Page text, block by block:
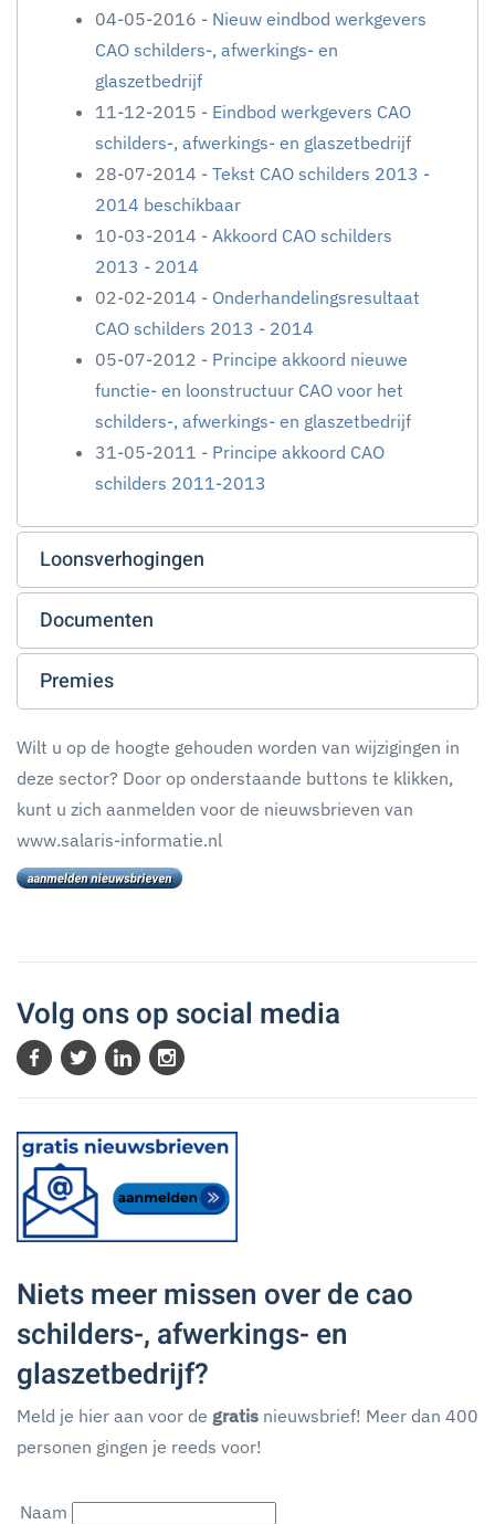
04-05-2016 - Nieuw eindbod werkgevers
CAO schilders-, afwerkings- en
glaszetbedrijf
11-12-2015 - Eindbod werkgevers CAO
schilders-, afwerkings- en glaszetbedrijf
28-07-2014 - Tekst CAO schilders 2013 -
2014 beschikbaar
10-03-2014 - Akkoord CAO schilders
2013 - 2014
02-02-2014 - Onderhandelingsresultaat
CAO schilders 2013 - 2014
05-07-2012 - Principe akkoord nieuwe
functie- en loonstructuur CAO voor het
schilders-, afwerkings- en glaszetbedrijf
31-05-2011 - Principe akkoord CAO
schilders 2011-2013
Loonsverhogingen
Documenten
Premies
Wilt u op de hoogte gehouden worden van wijzigingen in
deze sector? Door op onderstaande buttons te klikken,
kunt u zich aanmelden voor de nieuwsbrieven van
www.salaris-informatie.nl
Volg ons op social media
Niets meer missen over de cao
schilders-, afwerkings- en
glaszetbedrijf?
Meld je hier aan voor de gratis nieuwsbrief! Meer dan 400
personen gingen je reeds voor!
Naam